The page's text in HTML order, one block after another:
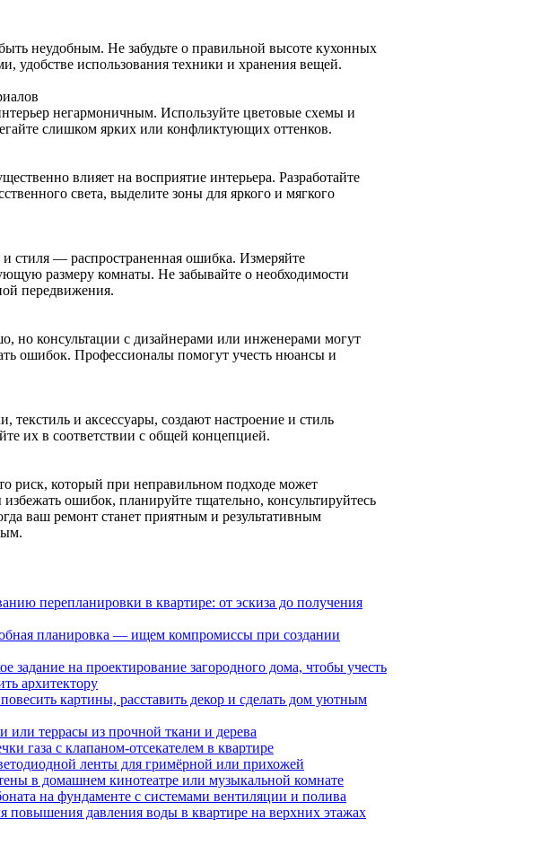
неудобным. Не забудьте о правильной высоте кухонных
удобстве использования техники и хранения вещей.
негармоничным. Используйте цветовые схемы и
слишком ярких или конфликтующих оттенков.
влияет на восприятие интерьера. Разработайте
света, выделите зоны для яркого и мягкого
стиля — распространенная ошибка. Измеряйте
размеру комнаты. Не забывайте о необходимости
передвижения.
но консультации с дизайнерами или инженерами могут
ошибок. Профессионалы помогут учесть нюансы и
и аксессуары, создают настроение и стиль
их в соответствии с общей концепцией.
риск, который при неправильном подходе может
ошибок, планируйте тщательно, консультируйтесь
ваш ремонт станет приятным и результативным
перепланировки в квартире: от эскиза до получения
планировка — ищем компромиссы при создании
задание на проектирование загородного дома, чтобы учесть
архитектору
картины, расставить декор и сделать дом уютным
или террасы из прочной ткани и дерева
газа с клапаном-отсекателем в квартире
ленты для гримёрной или прихожей
в домашнем кинотеатре или музыкальной комнате
на фундаменте с системами вентиляции и полива
повышения давления воды в квартире на верхних этажах